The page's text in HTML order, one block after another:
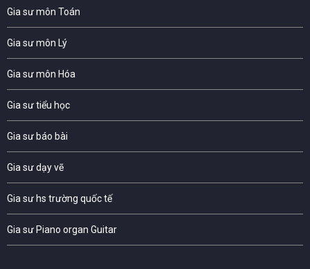
Gia sư môn Toán
Gia sư môn Lý
Gia sư môn Hóa
Gia sư tiểu học
Gia sư báo bài
Gia sư dạy vẽ
Gia sư hs trường quốc tế
Gia sư Piano organ Guitar